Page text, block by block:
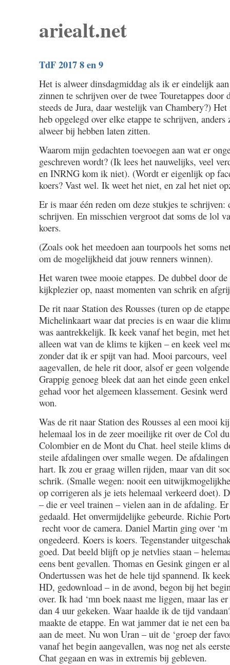
ariealt.net
TdF 2017 8 en 9
Het is alweer dinsdagmiddag als ik er eindelijk
zinnen te schrijven over de twee Touretappes door
steeds de Jura, daar westelijk van Chambery?)
heb opgelegd over elke etappe te schrijven,
alweer bij hebben laten zitten.
Waarom mijn gedachten toevoegen aan wat er
geschreven wordt? (Ik lees het nauwelijks, veel
en INRNG kom ik niet). (Wordt er eigenlijk op
koers? Vast wel. Ik weet het niet, en zal het niet
Er is maar één reden om deze stukjes te
schrijven. En misschien vergroot dat soms de lol
koers.
(Zoals ook het meedoen aan tourpools het soms
om de mogelijkheid dat jouw renners winnen).
Het waren twee mooie etappes. De dubbel door
kijkplezier op, naast momenten van schrik en
De rit naar Station des Rousses (turen op de
Michelinkaart waar dat precies is en waar die
was aantrekkelijk. Ik keek vanaf het begin, met
alleen wat van de klims te kijken – en keek veel
zonder dat ik er spijt van had. Mooi parcours,
aagevallen, de hele rit door, alsof er geen
Grappig genoeg bleek dat aan het einde geen
gehad voor het algemeen klassement. Gesink
won.
Was de rit naar Station des Rousses al een mooi
helemaal los in de zeer moeilijke rit over de Col
Colombier en de Mont du Chat. heel steile klims
steile afdalingen over smalle wegen. De
hart. Ik zou er graag willen rijden, maar van dit
schrik. (Smalle wegen: nooit een
op corrigeren als je iets helemaal verkeerd doet).
– die er veel trainen – vielen aan in de afdaling.
gedaald. Het onvermijdelijke gebeurde. Richie
recht voor de camera. Daniel Martin ging over ‘m
ongedeerd. Koers is koers. Tegenstander
goed. Dat beeld blijft op je netvlies staan –
eens bent gevallen. Thomas en Gesink gingen er
Ondertussen was het de hele tijd spannend. Ik
HD, gedownload – in de avond, begon bij het
over. Ik had ‘mn boek naast me liggen, maar las
dan 4 uur gekeken. Waar haalde ik de tijd
maakte de etappe. En wat jammer dat ie net een
aan de meet. Nu won Uran – uit de ‘groep der
vanaf het begin aangevallen, was nog net als
Chat gegaan en was in extremis bij gebleven.